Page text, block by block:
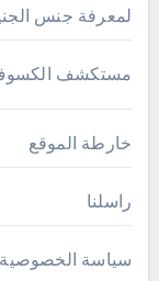
لمعرفة جنس
مستكشف
خارطة الموقع
راسلنا
سياسة الخصوصية